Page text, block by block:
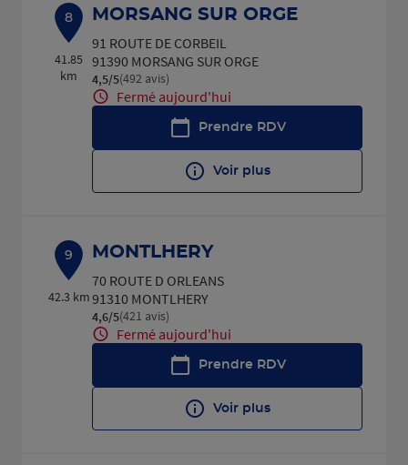
8
41.85
km
MORSANG SUR ORGE
91 ROUTE DE CORBEIL
91390 MORSANG SUR ORGE
4,5/5Note de 4.5 sur 5
(492 avis)
Fermé aujourd'hui
Prendre RDV
Voir plus
9
42.3 km
MONTLHERY
70 ROUTE D ORLEANS
91310 MONTLHERY
4,6/5Note de 4.6 sur 5
(421 avis)
Fermé aujourd'hui
Prendre RDV
Voir plus